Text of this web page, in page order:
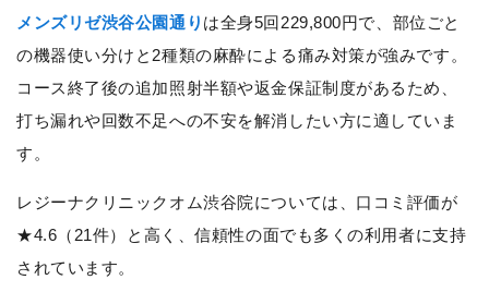
メンズリゼ渋谷公園通り は全身5回229,800円で、部位ごと
の機器使い分けと2種類の麻酔による痛み対策が強みです。
コース終了後の追加照射半額や返金保証制度があるため、
打ち漏れや回数不足への不安を解消したい方に適していま
す。
レジーナクリニックオム渋谷院については、口コミ評価が
★4.6（21件）と高く、信頼性の面でも多くの利用者に支持
されています。